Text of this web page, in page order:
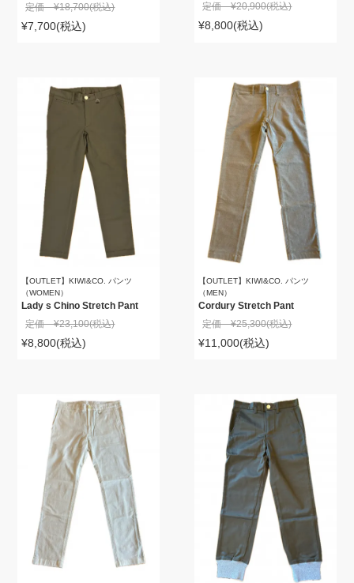
定価 ¥18,700(税込)
¥7,700(税込)
定価 ¥20,900(税込)
¥8,800(税込)
【OUTLET】KIWI&CO. パンツ
（WOMEN）
Lady s Chino Stretch Pant
定価 ¥23,100(税込)
¥8,800(税込)
【OUTLET】KIWI&CO. パンツ
（MEN）
Cordury Stretch Pant
定価 ¥25,300(税込)
¥11,000(税込)